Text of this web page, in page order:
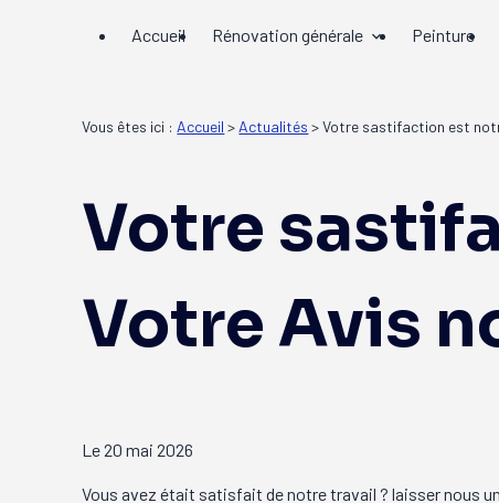
Accueil Rénovation générale Peinture
Vous êtes ici : Accueil > Actualités > Votre sastifaction est
Votre
Votre Avis
Le20 mai 2026
Vous avez était satisfait de notre travail ? laisser nous